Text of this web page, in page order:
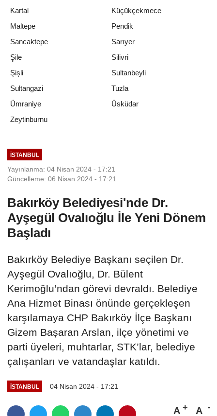
Kartal
Küçükçekmece
Maltepe
Pendik
Sancaktepe
Sarıyer
Şile
Silivri
Şişli
Sultanbeyli
Sultangazi
Tuzla
Ümraniye
Üsküdar
Zeytinburnu
İSTANBUL
Yayınlanma: 04 Nisan 2024 - 17:21
Güncelleme: 06 Nisan 2024 - 17:21
Bakırköy Belediyesi'nde Dr.
Ayşegül Ovalıoğlu İle Yeni Dönem
Başladı
Bakırköy Belediye Başkanı seçilen Dr.
Ayşegül Ovalıoğlu, Dr. Bülent
Kerimoğlu’ndan görevi devraldı. Belediye
Ana Hizmet Binası önünde gerçekleşen
karşılamaya CHP Bakırköy İlçe Başkanı
Gizem Başaran Arslan, ilçe yönetimi ve
parti üyeleri, muhtarlar, STK’lar, belediye
çalışanları ve vatandaşlar katıldı.
İSTANBUL 04 Nisan 2024 - 17:21
A A